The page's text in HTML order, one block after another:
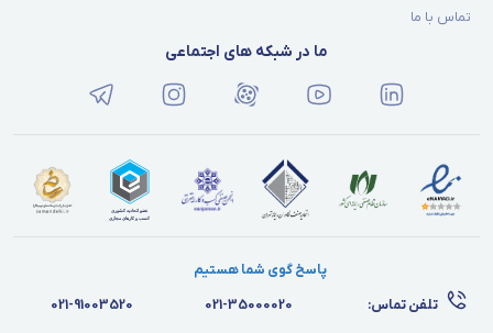
تماس با ما
ما در شبکه های اجتماعی
پاسخ گوی شما هستیم
تلفن تماس:
021-35000020
021-91003520